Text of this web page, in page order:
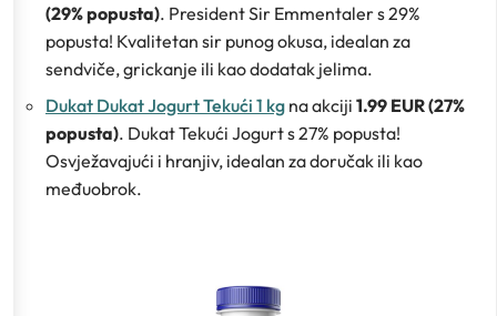
(29% popusta). President Sir Emmentaler s 29%
popusta! Kvalitetan sir punog okusa, idealan za
sendviče, grickanje ili kao dodatak jelima.
Dukat Dukat Jogurt Tekući 1 kg na akciji 1.99 EUR (27%
popusta). Dukat Tekući Jogurt s 27% popusta!
Osvježavajući i hranjiv, idealan za doručak ili kao
međuobrok.